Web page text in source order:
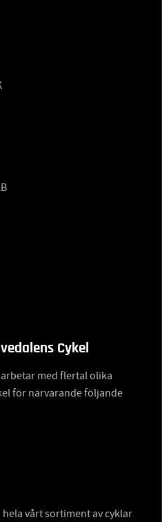
Cykel
med flertal olika
för närvarande följande
vårt sortiment av cyklar